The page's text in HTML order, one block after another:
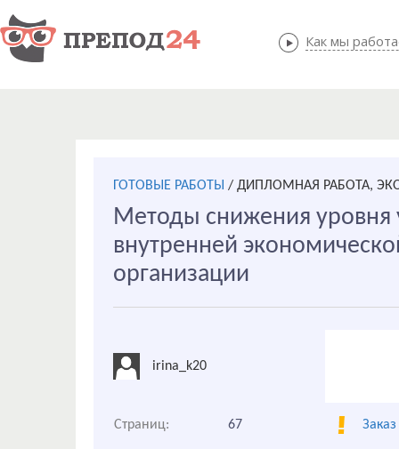
Как мы
Как мы
ГОТОВЫЕ РАБОТЫ / ДИПЛОМНАЯ РАБОТА,
Методы снижения уровня
внутренней
организации
irina_k20
Страниц: 67